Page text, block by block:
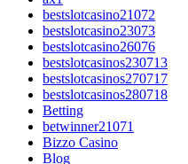
bestslotcasino21072
bestslotcasino23073
bestslotcasino26076
bestslotcasinos230713
bestslotcasinos270717
bestslotcasinos280718
Betting
betwinner21071
Bizzo Casino
Blog